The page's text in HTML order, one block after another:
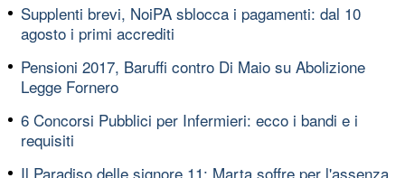
Supplenti brevi, NoiPA sblocca i pagamenti: dal 10
agosto i primi accrediti
Pensioni 2017, Baruffi contro Di Maio su Abolizione
Legge Fornero
6 Concorsi Pubblici per Infermieri: ecco i bandi e i
requisiti
Il Paradiso delle signore 11: Marta soffre per l'assenza